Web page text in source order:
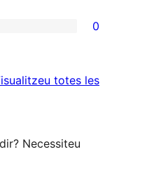
0
totes lesressenyes
Necessiteu